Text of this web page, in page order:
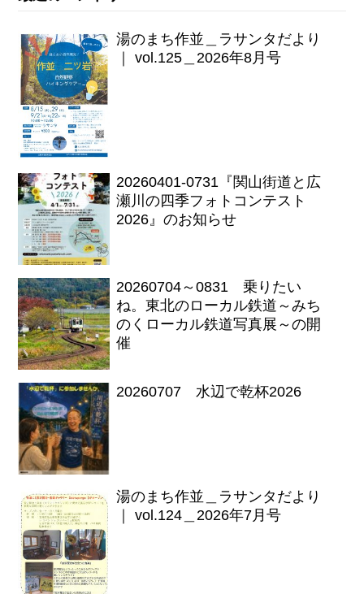
湯のまち作並＿ラサンタだより
｜ vol.125＿2026年8月号
20260401-0731『関山街道と広
瀬川の四季フォトコンテスト
2026』のお知らせ
20260704～0831 乗りたい
ね。東北のローカル鉄道～みち
のくローカル鉄道写真展～の開
催
20260707 水辺で乾杯2026
湯のまち作並＿ラサンタだより
｜ vol.124＿2026年7月号